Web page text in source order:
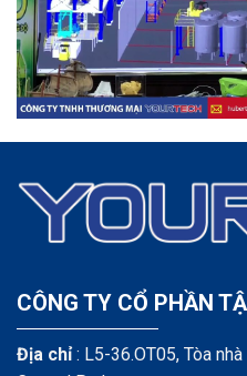
CÔNG TY CỔ PHẦN
Địa chỉ: L5-36.OT05, Tòa